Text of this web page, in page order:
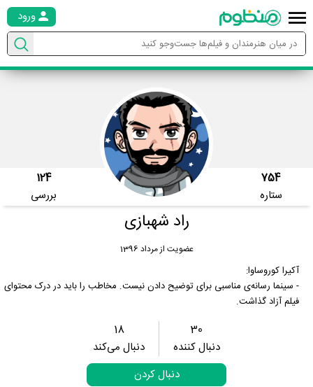
ورود
754
ستاره
124
بررسی
راد شهبازی
عضویت از مرداد 1396
آکیرا کوروساوا:
- سینما رسانه‌ی مناسبی برای توضیح دادن نیست. مخاطب را باید در درک محتوای
فیلم آزاد گذاشت.
30
دنبال کننده
18
دنبال می‌کند
دنبال کردن